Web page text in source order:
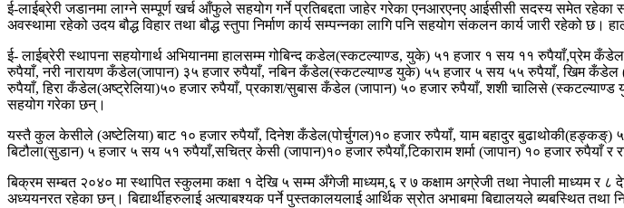
ई-लाईब्रेरी जडानमा लाग्ने सम्पूर्ण खर्च आँफुले सहयोग गर्ने प्रतिबद्दता जाहेर गरेका एनआरएनए आईसीसी सदस्य समेत रहेका
अवस्थामा रहेको उदय बौद्ध विहार तथा बौद्ध स्तुपा निर्माण कार्य सम्पन्नका लागि पनि सहयोग संकलन कार्य जारी
ई- लाईब्रेरी स्थापना सहयोगार्थ अभियानमा हालसम्म गोबिन्द कडेल(स्कटल्याण्ड, युके) ५१ हजार १ सय ११ रुपैयाँ,प्रेम
रुपैयाँ, नरी नारायण कँडेल(जापान) ३५ हजार रुपैयाँ, नबिन कँडेल(स्कटल्याण्ड युके) ५५ हजार ५ सय ५५ रुपैयाँ, खिम
रुपैयाँ, हिरा कँडेल(अष्ट्रेलिया)५० हजार रुपैयाँ, प्रकाश/सुबास कँडेल (जापान) ५० हजार रुपैयाँ, शशी चालिसे
सहयोग गरेका छन्।
यस्तै कुल केसीले (अष्टेलिया) बाट १० हजार रुपैयाँ, दिनेश कँडेल(पोर्चुगल)१० हजार रुपैयाँ, याम बहादुर
बिटौला(सुडान) ५ हजार ५ सय ५१ रुपैयाँ,सचित्र केसी (जापान)१० हजार रुपैयाँ,टिकाराम शर्मा (जापान) १० हजार रुपैयाँ
बिक्रम सम्बत २०४० मा स्थापित स्कुलमा कक्षा १ देखि ५ सम्म अँगेजी माध्यम,६ र ७ कक्षाम अग्रेजी तथा नेपाली माध्यम र ८
अध्ययनरत रहेका छन्। बिद्यार्थीहरुलाई अत्याबश्यक पर्ने पुस्तकालयलाई आर्थिक स्रोत अभाबमा बिद्यालयले ब्यबस्थित तथा